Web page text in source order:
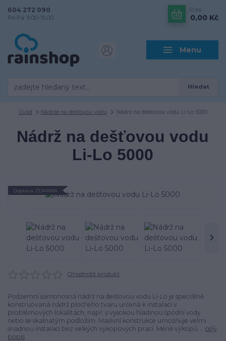
Menu
Hledat
604 272 090
Po-Pá: 9.00-15.00
0 ks
0,00 Kč
Úvod Nádrže na dešťovou vodu Nádrž na dešťovou vodu Li-Lo 5000
Nádrž na dešťovou vodu
Li-Lo 5000
Doprava ZDARMA
Ohodnotit produkt
Podzemní samonosná nádrž na dešťovou vodu Li-Lo je speciálně
konstruovaná nádrž plochého tvaru určená k instalaci v
problémových lokalitách, např. s vysokou hladinou spodní vody
nebo se skalnatým podložím. Masívní konstrukce umožňuje velmi
snadnou instalaci bez velkých výkopových prací. Méně výkopů ... celý
popis